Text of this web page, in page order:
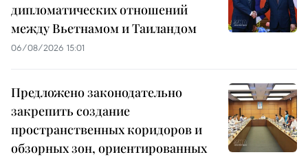
дипломатических отношений
между Вьетнамом и Таиландом
06/08/2026 15:01
Предложено законодательно
закрепить создание
пространственных коридоров и
обзорных зон, ориентированных